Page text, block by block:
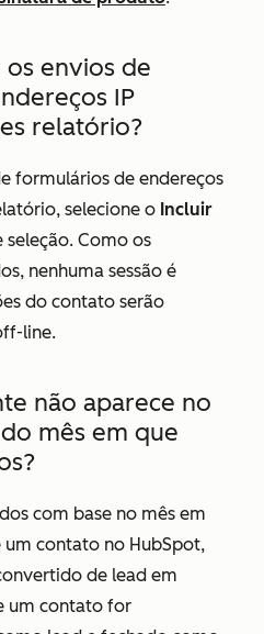
envios de
IP
relatório?
formulários de endereços
selecione o Incluir
seleção. Como os
nenhuma sessão é
do contato serão
line.
não aparece no
mês em que
com base no mês em
um contato no HubSpot,
de lead em
um contato for